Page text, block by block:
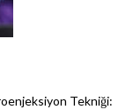
Tekniği: